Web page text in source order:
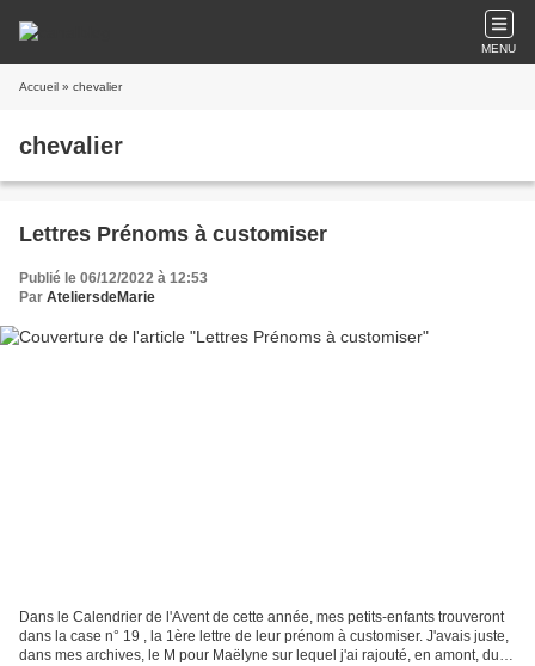
MENU
Accueil » chevalier
chevalier
Lettres Prénoms à customiser
Publié le 06/12/2022 à 12:53
Par AteliersdeMarie
Dans le Calendrier de l'Avent de cette année, mes petits-enfants trouveront
dans la case n° 19 , la 1ère lettre de leur prénom à customiser. J'avais juste,
dans mes archives, le M pour Maëlyne sur lequel j'ai rajouté, en amont, du